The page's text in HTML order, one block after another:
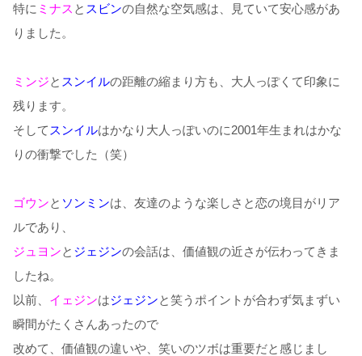
特に ミナス と スビンの自然な空気感は、見ていて安心感があ
りました。
ミンジと スンイルの距離の縮まり方も、大人っぽくて印象に
残ります。
そして スンイルはかなり大人っぽいのに2001年生まれはかな
りの衝撃でした（笑）
ゴウンと ソンミンは、友達のような楽しさと恋の境目がリア
ルであり、
ジュヨンと ジェジンの会話は、価値観の近さが伝わってきま
したね。
以前、 イェジンはジェジンと笑うポイントが合わず気まずい
瞬間がたくさんあったので
改めて、価値観の違いや、笑いのツボは重要だと感じまし